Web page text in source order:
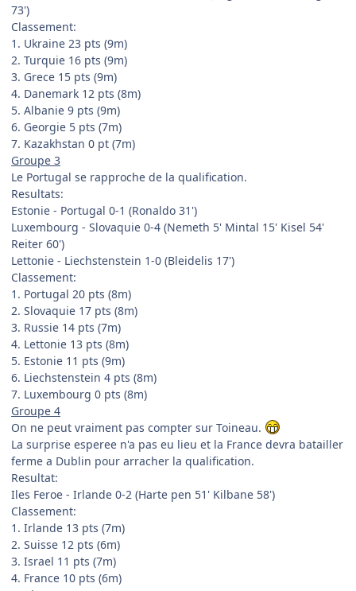
73')
Classement:
1. Ukraine 23 pts (9m)
2. Turquie 16 pts (9m)
3. Grece 15 pts (9m)
4. Danemark 12 pts (8m)
5. Albanie 9 pts (9m)
6. Georgie 5 pts (7m)
7. Kazakhstan 0 pt (7m)
Groupe 3
Le Portugal se rapproche de la qualification.
Resultats:
Estonie - Portugal 0-1 (Ronaldo 31')
Luxembourg - Slovaquie 0-4 (Nemeth 5' Mintal 15' Kisel 54'
Reiter 60')
Lettonie - Liechstenstein 1-0 (Bleidelis 17')
Classement:
1. Portugal 20 pts (8m)
2. Slovaquie 17 pts (8m)
3. Russie 14 pts (7m)
4. Lettonie 13 pts (8m)
5. Estonie 11 pts (9m)
6. Liechstenstein 4 pts (8m)
7. Luxembourg 0 pts (8m)
Groupe 4
On ne peut vraiment pas compter sur Toineau.
La surprise esperee n'a pas eu lieu et la France devra batailler
ferme a Dublin pour arracher la qualification.
Resultat:
Iles Feroe - Irlande 0-2 (Harte pen 51' Kilbane 58')
Classement:
1. Irlande 13 pts (7m)
2. Suisse 12 pts (6m)
3. Israel 11 pts (7m)
4. France 10 pts (6m)